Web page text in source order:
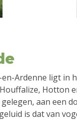
en-Ardenne ligt in
Hotton
aan een
is dat van